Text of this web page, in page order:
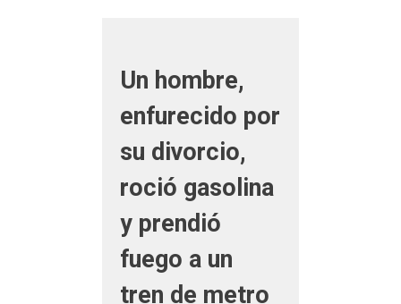
Un hombre,
enfurecido por
su divorcio,
roció gasolina
y prendió
fuego a un
tren de metro